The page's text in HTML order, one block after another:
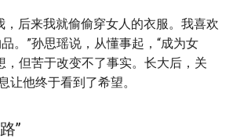
，后来我就偷偷穿女人的衣服。我喜欢
。”孙思瑶说，从懂事起，“成为女
，但苦于改变不了事实。长大后，关
让他终于看到了希望。
”